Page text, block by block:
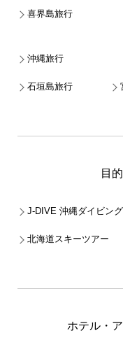
喜界島旅行
沖縄旅行
石垣島旅行
目
J-DIVE 沖縄ダイビン
北海道スキーツアー
ホテル・